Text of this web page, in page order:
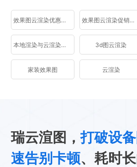
效果图云渲染优惠活动 效果图云渲染促销活动
本地渲染与云渲染区别 3d图云渲染
家装效果图 云渲染
瑞云渲图，打破设
速告别卡顿、耗时